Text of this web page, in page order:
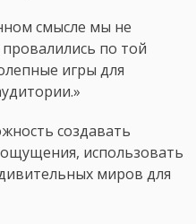
смысле мы не
по той
игры для
создавать
использовать
миров для